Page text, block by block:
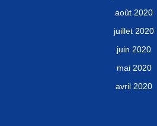
août 2020
juillet 2020
juin 2020
mai 2020
avril 2020